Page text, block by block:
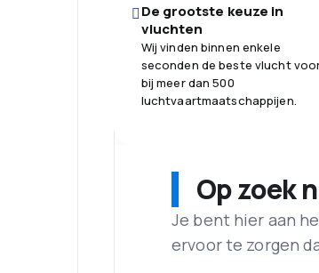
De grootste keuze in
vluchten
Wij vinden binnen enkele
seconden de beste vlucht
bij meer dan 500
luchtvaartmaatschappijen.
Op zoek
Je bent hier aan
ervoor te zorgen